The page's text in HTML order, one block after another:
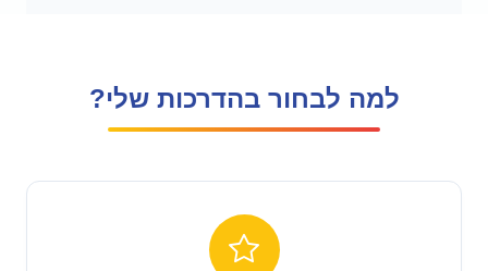
למה לבחור בהדרכות שלי?